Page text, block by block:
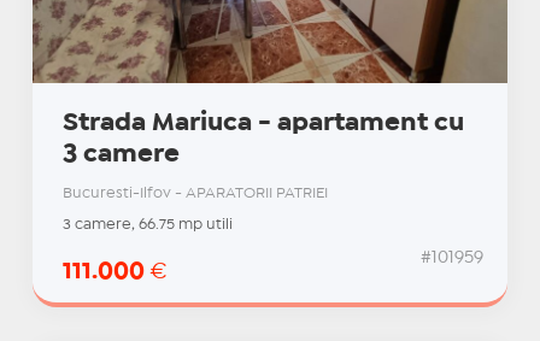
Strada Mariuca - apartament cu
3 camere
Bucuresti-Ilfov - APARATORII PATRIEI
3 camere, 66.75 mp utili
111.000 €
#101959